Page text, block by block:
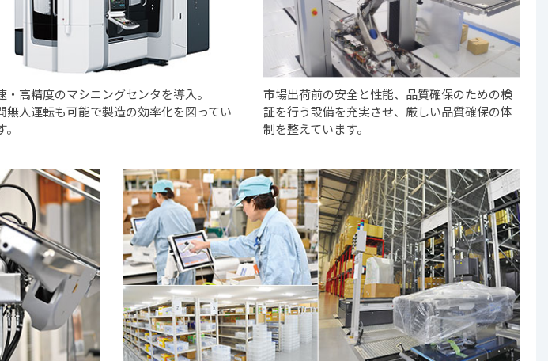
・高精度のマシニングセンタを導入。
無人運転も可能で製造の効率化を図ってい
市場出荷前の安全と性能、品質確保のための検
証を行う設備を充実させ、厳しい品質確保の体
制を整えています。